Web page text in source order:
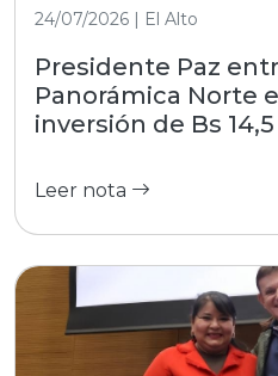
24/07/2026 | El Alto
Presidente Paz
Panorámica Norte
inversión de Bs
Leer nota